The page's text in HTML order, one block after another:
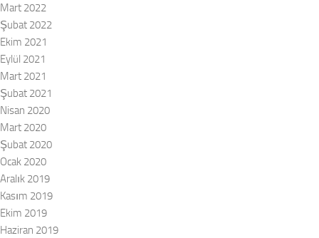
Mart 2022
Şubat 2022
Ekim 2021
Eylül 2021
Mart 2021
Şubat 2021
Nisan 2020
Mart 2020
Şubat 2020
Ocak 2020
Aralık 2019
Kasım 2019
Ekim 2019
Haziran 2019